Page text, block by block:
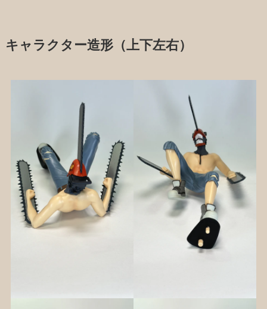
キャラクター造形（上下左右）